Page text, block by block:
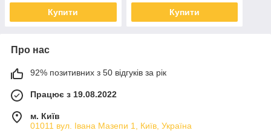
Купити Купити
Про нас
92% позитивних з 50 відгуків за рік
Працює з 19.08.2022
м. Київ
01011 вул. Івана Мазепи 1, Київ, Україна